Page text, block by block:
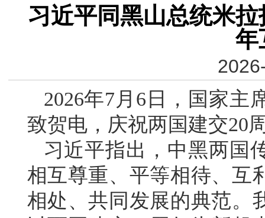
习近平同黑山总统米
年
2026年7月6日，国家主
致贺电，庆祝两国建交20
习近平指出，中黑两国
相互尊重、平等相待、互
相处、共同发展的典范。